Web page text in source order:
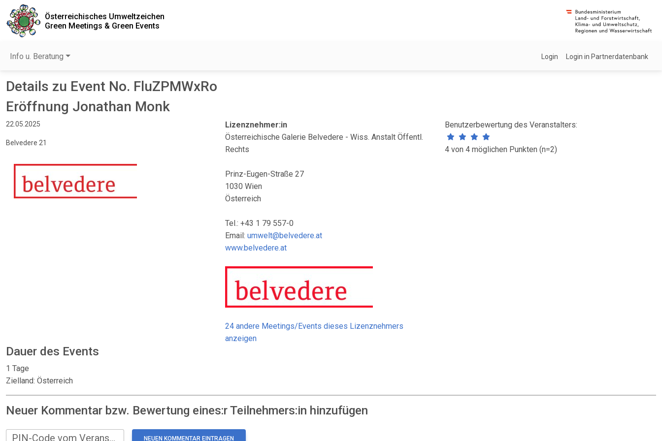
Österreichisches Umweltzeichen
Green Meetings & Green Events
Info u. Beratung Login Login in Partnerdatenbank
Details zu Event No. FluZPMWxRo
Eröffnung Jonathan Monk
22.05.2025
Belvedere 21
Lizenznehmer:in
Österreichische Galerie Belvedere - Wiss. Anstalt Öffentl.
Rechts
Prinz-Eugen-Straße 27
1030 Wien
Österreich
Tel.: +43 1 79 557-0
Email:umwelt@belvedere.at
www.belvedere.at
24 andere Meetings/Events dieses Lizenznehmers
anzeigen
Benutzerbewertung des Veranstalters:
4 von 4 möglichen Punkten (n=2)
Dauer des Events
1 Tage
Zielland: Österreich
Neuer Kommentar bzw. Bewertung eines:r Teilnehmers:in hinzufügen
PIN-Code vom Veranstalter